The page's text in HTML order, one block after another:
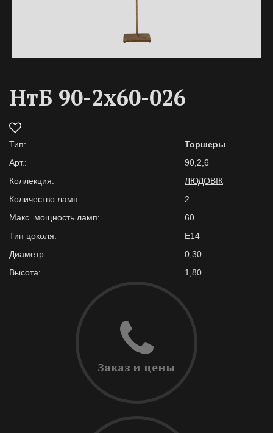
НтБ 90-2х60-026
Тип:
Торшеры
Арт.:
90,2,6
Коллекция:
ЛЮДОВІК
Количество ламп:
2
Макс. мощность ламп:
60
Тип цоколя:
E14
Диаметр:
0,30
Высота:
1,80
Заказ и цены